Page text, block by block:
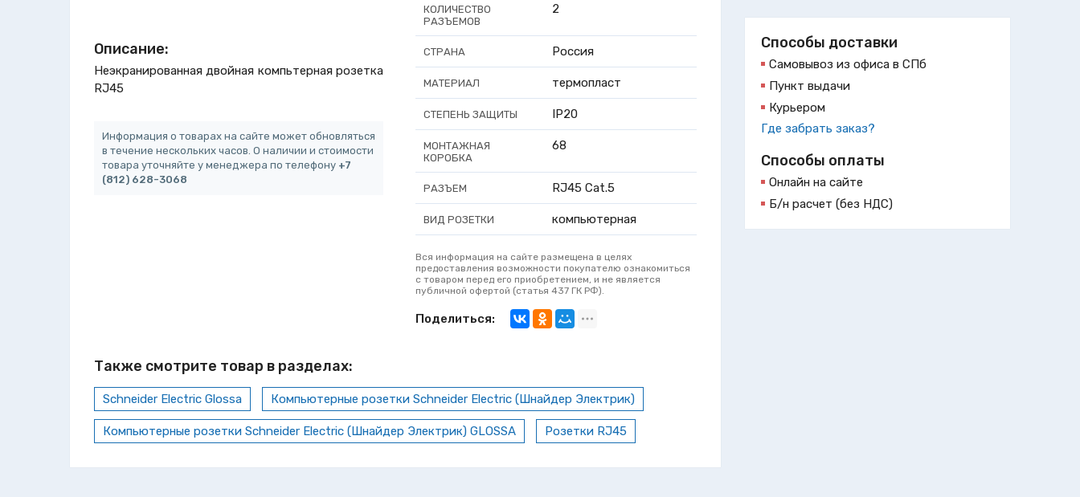
Способы доставки
Самовывоз из офиса в СПб
Пункт выдачи
Курьером
Где забрать заказ?
Способы оплаты
Онлайн на сайте
Б/н расчет (без НДС)
Описание:
Неэкранированная двойная компьтерная розетка
RJ45
Информация о товарах на сайте может обновляться
в течение нескольких часов. О наличии и стоимости
товара уточняйте у менеджера по телефону +7
(812) 628-3068
КОЛИЧЕСТВО
РАЗЪЕМОВ
2
СТРАНА Россия
МАТЕРИАЛ термопласт
СТЕПЕНЬ ЗАЩИТЫ IP20
МОНТАЖНАЯ
КОРОБКА
68
РАЗЪЕМ RJ45 Cat.5
ВИД РОЗЕТКИ компьютерная
Вся информация на сайте размещена в целях
предоставления возможности покупателю ознакомиться
с товаром перед его приобретением, и не является
публичной офертой (статья 437 ГК РФ).
Поделиться:
Также смотрите товар в разделах:
Schneider Electric Glossa Компьютерные розетки Schneider Electric (Шнайдер Электрик)
Компьютерные розетки Schneider Electric (Шнайдер Электрик) GLOSSA Розетки RJ45